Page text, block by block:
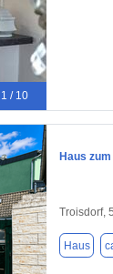
1 / 10
Haus
Troisdorf,
Haus